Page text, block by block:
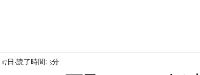
日 読了時間: 3分